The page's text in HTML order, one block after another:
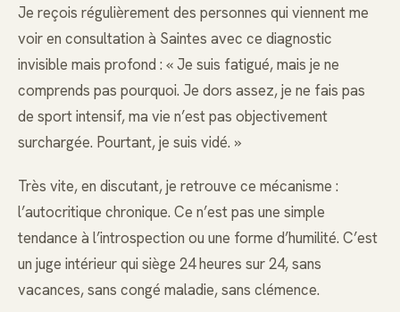
Je reçois régulièrement des personnes qui viennent me
voir en consultation à Saintes avec ce diagnostic
invisible mais profond : « Je suis fatigué, mais je ne
comprends pas pourquoi. Je dors assez, je ne fais pas
de sport intensif, ma vie n’est pas objectivement
surchargée. Pourtant, je suis vidé. »
Très vite, en discutant, je retrouve ce mécanisme :
l’autocritique chronique. Ce n’est pas une simple
tendance à l’introspection ou une forme d’humilité. C’est
un juge intérieur qui siège 24 heures sur 24, sans
vacances, sans congé maladie, sans clémence.